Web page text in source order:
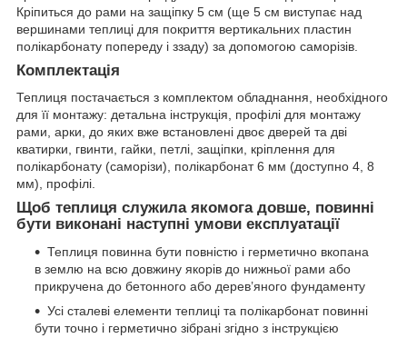
Кріпиться до рами на защіпку 5 см (ще 5 см виступає над
вершинами теплиці для покриття вертикальних пластин
полікарбонату попереду і ззаду) за допомогою саморізів.
Комплектація
Теплиця постачається з комплектом обладнання, необхідного
для її монтажу: детальна інструкція, профілі для монтажу
рами, арки, до яких вже встановлені двоє дверей та дві
кватирки, гвинти, гайки, петлі, защіпки, кріплення для
полікарбонату (саморізи), полікарбонат 6 мм (доступно 4, 8
мм), профілі.
Щоб теплиця служила якомога довше, повинні
бути виконані наступні умови експлуатації
Теплиця повинна бути повністю і герметично вкопана
в землю на всю довжину якорів до нижньої рами або
прикручена до бетонного або дерев’яного фундаменту
Усі сталеві елементи теплиці та полікарбонат повинні
бути точно і герметично зібрані згідно з інструкцією